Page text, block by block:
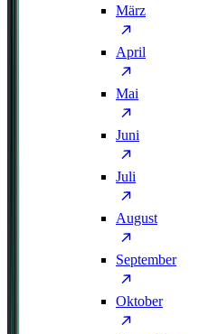
März
April
Mai
Juni
Juli
August
September
Oktober